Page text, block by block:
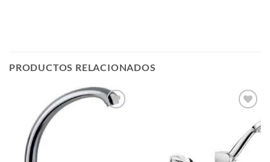
PRODUCTOS RELACIONADOS
lista de
deseos